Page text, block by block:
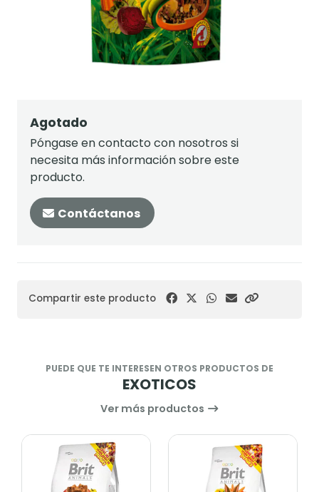
Agotado
Póngase en contacto con nosotros si
necesita más información sobre este
producto.
Contáctanos
Compartir este producto
PUEDE QUE TE INTERESEN OTROS PRODUCTOS DE
EXOTICOS
Ver más productos